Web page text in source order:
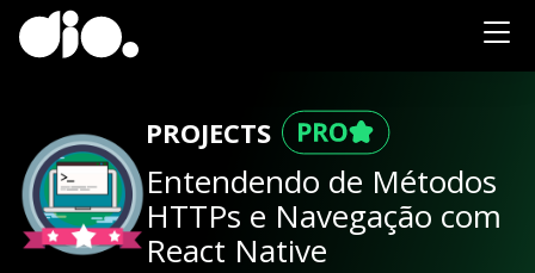
PROJECTS
Entendendo de Métodos
HTTPs e Navegação com
React Native